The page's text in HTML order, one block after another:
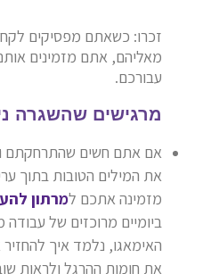
זכרו: כשאתם מפסיקים
מאליהם, אתם מזמינים
עבורכם.
מרגישים שהשגרה
אם אתם חשים שהתרחקתם
את המילים הטובות בתוך
מזמינה אתכם למרתון
ביומיים מרוכזים של
האימאגו, נלמד איך
את חומות ההרגל ולראות